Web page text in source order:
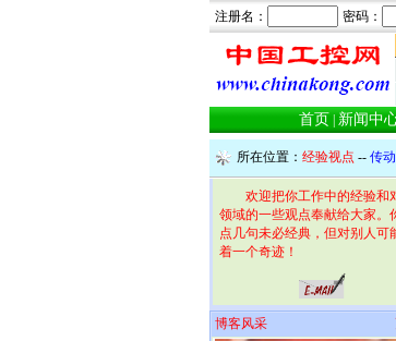
注册名： 密码：
首页 新闻中
所在位置： 经验视点 -- 传
欢迎把你工作中的经验和
领域的一些观点奉献给大家。
点几句未必经典，但对别人可
着一个奇迹！
博客风采